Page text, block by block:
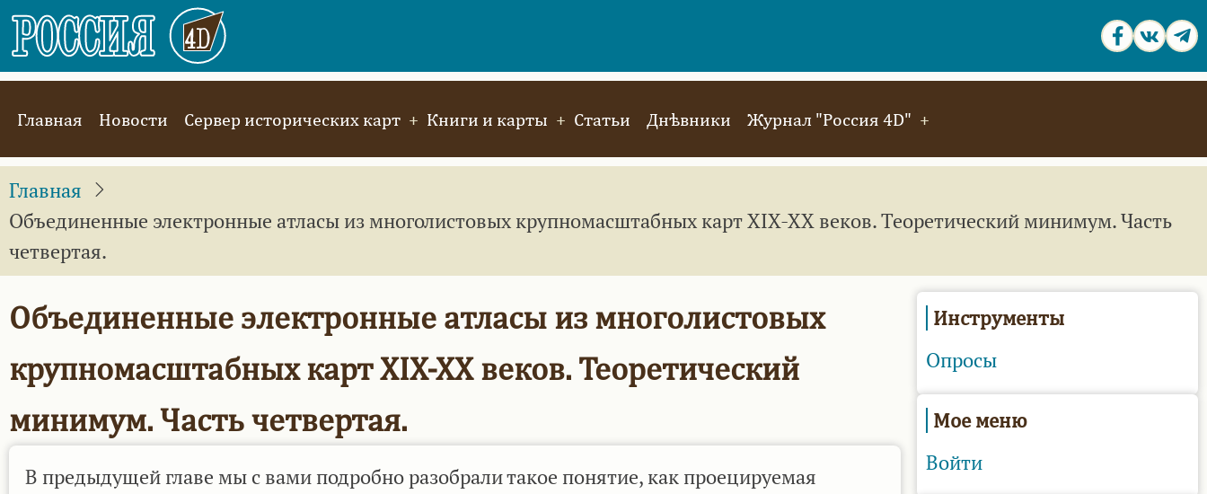
Перейти
основному
Main
navigation
Главная Новости Сервер исторических карт Книги и карты Статьи Днѣвники Журнал "Россия 4D"
Главная
Объединенные электронные атласы из многолистовых крупномасштабных карт XIX-XX веков. Теоретический минимум. Часть
четвертая.
Объединенные электронные атласы из многолистовых
крупномасштабных карт XIX-XX веков. Теоретический
минимум. Часть четвертая.
В предыдущей главе мы с вами подробно разобрали такое понятие, как проецируемая
Инструменты
Опросы
Мое меню
Войти